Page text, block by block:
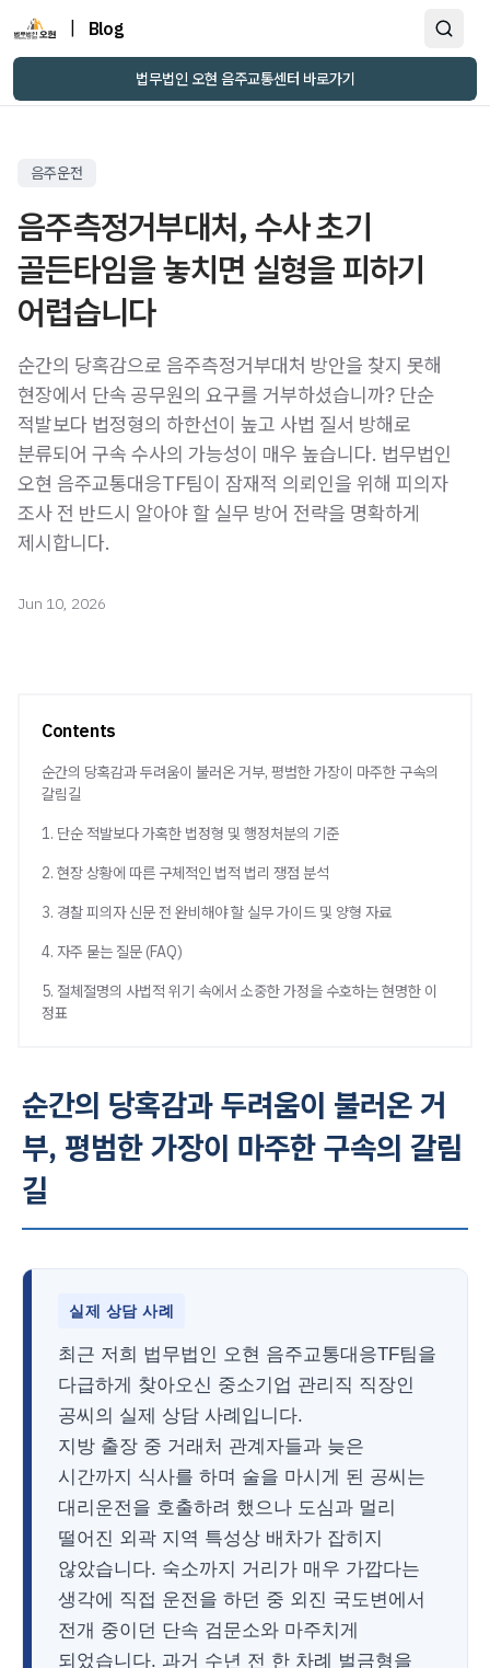
Blog
법무법인 오현 음주교통센터 바로가기
음주운전
음주측정거부대처, 수사 초기
골든타임을 놓치면 실형을 피하기
어렵습니다
순간의 당혹감으로 음주측정거부대처 방안을 찾지 못해
현장에서 단속 공무원의 요구를 거부하셨습니까? 단순
적발보다 법정형의 하한선이 높고 사법 질서 방해로
분류되어 구속 수사의 가능성이 매우 높습니다. 법무법인
오현 음주교통대응TF팀이 잠재적 의뢰인을 위해 피의자
조사 전 반드시 알아야 할 실무 방어 전략을 명확하게
제시합니다.
Jun 10, 2026
Contents
순간의 당혹감과 두려움이 불러온 거부, 평범한 가장이 마주한 구속의
갈림길
1. 단순 적발보다 가혹한 법정형 및 행정처분의 기준
2. 현장 상황에 따른 구체적인 법적 법리 쟁점 분석
3. 경찰 피의자 신문 전 완비해야 할 실무 가이드 및 양형 자료
4. 자주 묻는 질문 (FAQ)
5. 절체절명의 사법적 위기 속에서 소중한 가정을 수호하는 현명한 이
정표
순간의 당혹감과 두려움이 불러온 거
부, 평범한 가장이 마주한 구속의 갈림
길
실제 상담 사례
최근 저희 법무법인 오현 음주교통대응TF팀을
다급하게 찾아오신 중소기업 관리직 직장인
공씨의 실제 상담 사례입니다.
지방 출장 중 거래처 관계자들과 늦은
시간까지 식사를 하며 술을 마시게 된 공씨는
대리운전을 호출하려 했으나 도심과 멀리
떨어진 외곽 지역 특성상 배차가 잡히지
않았습니다. 숙소까지 거리가 매우 가깝다는
생각에 직접 운전을 하던 중 외진 국도변에서
전개 중이던 단속 검문소와 마주치게
되었습니다. 과거 수년 전 한 차례 벌금형을